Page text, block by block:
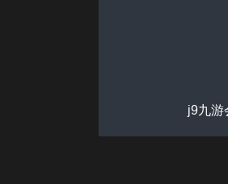
j9九游